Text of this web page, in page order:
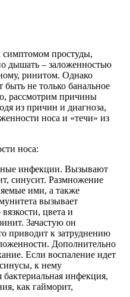
симптомом простуды,
дышать – заложенностью
ринитом. Однако
не только банальное
рассмотрим причины
из причин и диагноза,
носа и «течи» из
носа:
инфекции. Вызывают
синусит. Размножение
ими, а также
вызывает
цвета и
Зачастую он
приводит к затруднению
Дополнительно
Если воспаление идет
к нему
бактериальная инфекция,
как гайморит,